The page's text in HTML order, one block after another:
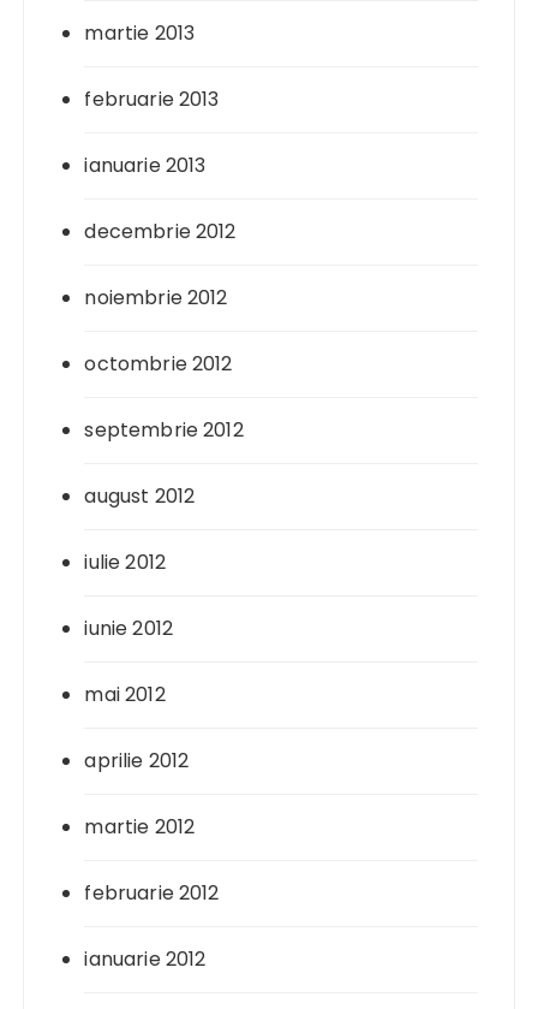
martie 2013
februarie 2013
ianuarie 2013
decembrie 2012
noiembrie 2012
octombrie 2012
septembrie 2012
august 2012
iulie 2012
iunie 2012
mai 2012
aprilie 2012
martie 2012
februarie 2012
ianuarie 2012